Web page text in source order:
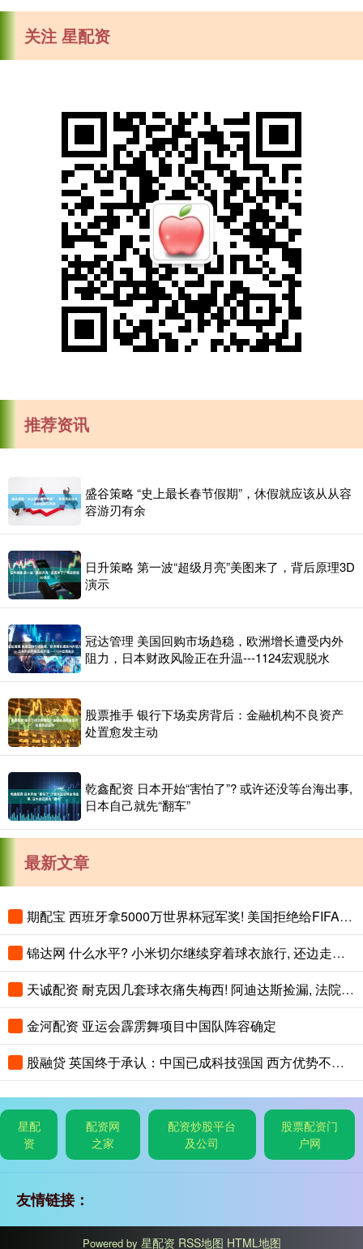
关注 星配资
推荐资讯
盛谷策略 “史上最长春节假期”，休假就应该从从容
容游刃有余
日升策略 第一波“超级月亮”美图来了，背后原理3D
演示
冠达管理 美国回购市场趋稳，欧洲增长遭受内外
阻力，日本财政风险正在升温---1124宏观脱水
股票推手 银行下场卖房背后：金融机构不良资产
处置愈发主动
乾鑫配资 日本开始“害怕了”? 或许还没等台海出事,
日本自己就先“翻车”
最新文章
期配宝 西班牙拿5000万世界杯冠军奖! 美国拒绝给FIFA免税, 最高征税41%
锦达网 什么水平? 小米切尔继续穿着球衣旅行, 还边走路边练习运球
天诚配资 耐克因几套球衣痛失梅西! 阿迪达斯捡漏, 法院判耐克败诉
金河配资 亚运会霹雳舞项目中国队阵容确定
股融贷 英国终于承认：中国已成科技强国 西方优势不多了
星配
资
配资网
之家
配资炒股平台
及公司
股票配资门
户网
友情链接：
Powered by 星配资 RSS地图 HTML地图